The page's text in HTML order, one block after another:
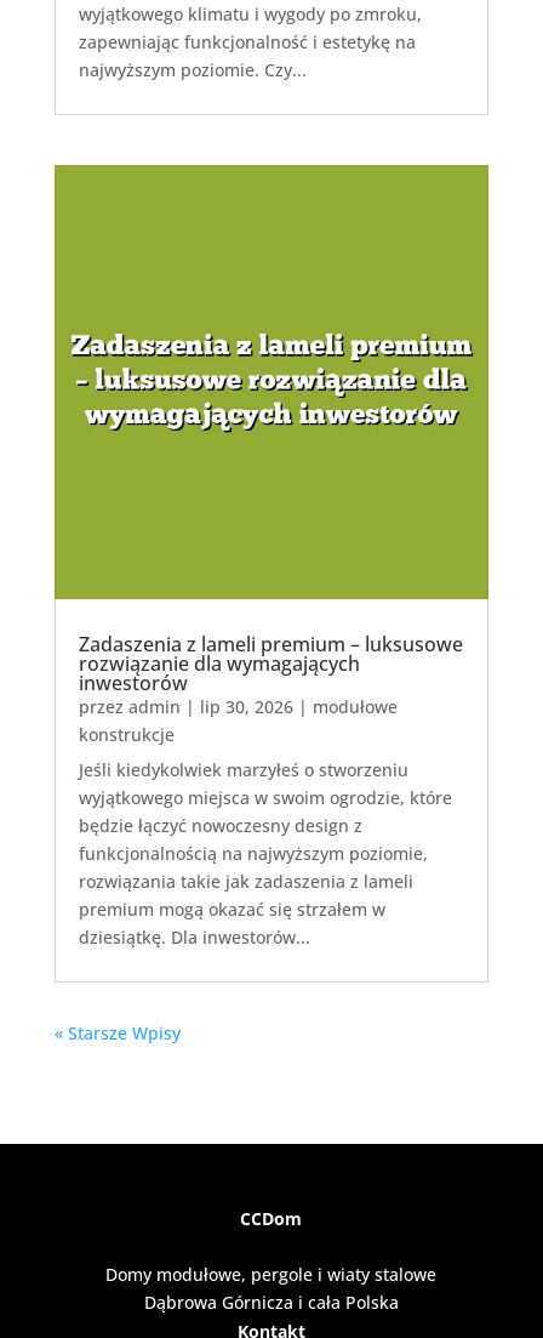
wyjątkowego klimatu i wygody po zmroku,
zapewniając funkcjonalność i estetykę na
najwyższym poziomie. Czy...
Zadaszenia z lameli premium – luksusowe
rozwiązanie dla wymagających
inwestorów
przez admin | lip 30, 2026| modułowe
konstrukcje
Jeśli kiedykolwiek marzyłeś o stworzeniu
wyjątkowego miejsca w swoim ogrodzie, które
będzie łączyć nowoczesny design z
funkcjonalnością na najwyższym poziomie,
rozwiązania takie jak zadaszenia z lameli
premium mogą okazać się strzałem w
dziesiątkę. Dla inwestorów...
« Starsze Wpisy
CCDom
Domy modułowe, pergole i wiaty stalowe
Dąbrowa Górnicza i cała Polska
Kontakt